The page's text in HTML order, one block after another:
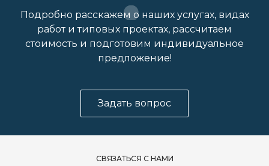
Подробно расскажем о наших услугах, видах
работ и типовых проектах, рассчитаем
стоимость и подготовим индивидуальное
предложение!
Задать вопрос
СВЯЗАТЬСЯ С НАМИ